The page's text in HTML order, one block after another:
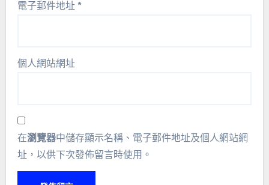
電子郵件地址 *
個人網站網址
在瀏覽器中儲存顯示名稱、電子郵件地址及個人網站網
址，以供下次發佈留言時使用。